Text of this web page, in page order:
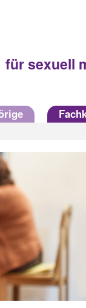
für sexuell